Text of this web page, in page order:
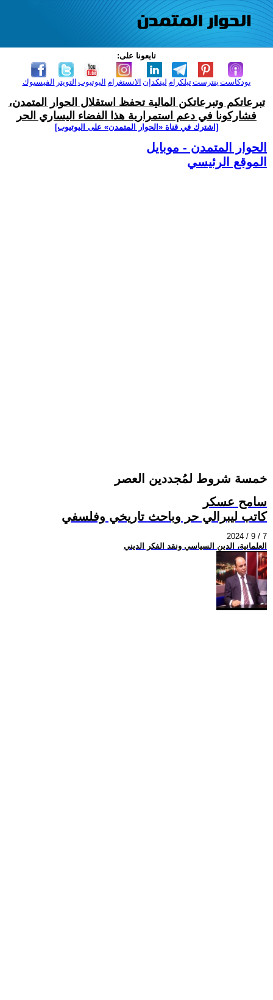
تابعونا على:
الفيسبوك التويتر اليوتيوب الانستغرام لينكدإن تيلكرامبنترست بودكاست
تبرعاتكم وتبرعاتكن المالية تحفظ استقلال الحوار المتمدن،
فشاركونا في دعم استمرارية هذا الفضاء اليساري الحر
[اشترك في قناة ‫«الحوار المتمدن» على اليوتيوب]
الحوار المتمدن - موبايل
الموقع الرئيسي
خمسة شروط لمُجددين العصر
سامح عسكر
كاتب ليبرالي حر وباحث تاريخي وفلسفي
2024 / 9 / 7
العلمانية، الدين السياسي ونقد الفكر الديني